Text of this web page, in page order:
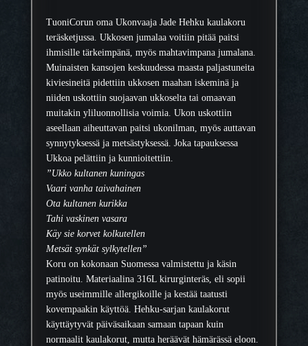
4
,
9
0
€
a
j
a
J
a
d
e
H
e
h
u
m
ä
ä
r
ä
TuoniCorun oma Ukonvaaja Jade Hehku kaulakoru
teräsketjussa. Ukkosen jumalaa voitiin pitää paitsi
ihmisille tärkeimpänä, myös mahtavimpana jumalana.
Muinaisten kansojen keskuudessa maasta paljastuneita
kiviesineitä pidettiin ukkosen maahan iskeminä ja
niiden uskottiin suojaavan ukkoselta tai omaavan
muitakin yliluonnollisia voimia. Ukon uskottiin
aseellaan aiheuttavan paitsi ukonilman, myös auttavan
synnytyksessä ja metsästyksessä. Joka tapauksessa
Ukkoa pelättiin ja kunnioitettiin.
”Ukko kultanen kuningas
Vaari vanha taivahainen
Ota kultanen kurikka
Tahi vaskinen vasara
Käy sie korvet kolkutellen
Metsät synkät sylkytellen”
Koru on kokonaan Suomessa valmistettu ja käsin
patinoitu. Materiaalina 316L kirurginteräs, eli sopii
myös useimmille allergikoille ja kestää taatusti
kovempaakin käyttöä. Hehku-sarjan kaulakorut
käyttäytyvät päiväsaikaan samaan tapaan kuin
normaalit kaulakorut, mutta heräävät hämärässä eloon.